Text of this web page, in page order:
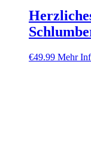
€49.99 Mehr